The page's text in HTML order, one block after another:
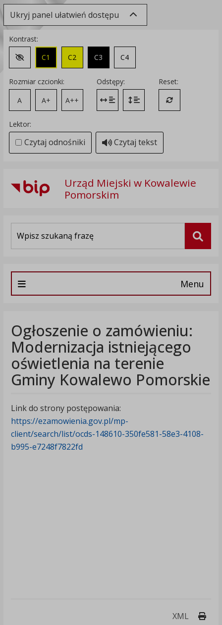
Ukryj panel ułatwień dostępu
Kontrast:
Zmień kontrast na domyślny
C1 C2 C3 C4
Rozmiar czcionki:
A
A+ A++
Odstępy:
Zmień odstęp między literami
Zmień interlinię i margines
Reset:
Przywróć
Lektor:
Czytaj odnośniki Czytaj tekst
Urząd Miejski w Kowalewie
Pomorskim
Menu
Ogłoszenie o zamówieniu:
Modernizacja istniejącego
oświetlenia na terenie
Gminy Kowalewo Pomorskie
Link do strony postępowania:
https://ezamowienia.gov.pl/mp-
client/search/list/ocds-148610-350fe581-58e3-4108-
b995-e7248f7822fd
XML